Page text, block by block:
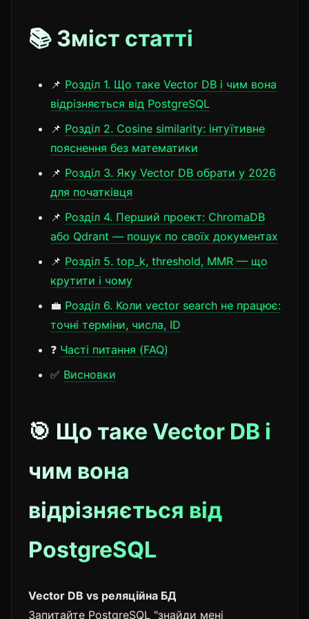
📚 Зміст статті
📌 Розділ 1. Що таке Vector DB і чим вона
відрізняється від PostgreSQL
📌 Розділ 2. Cosine similarity: інтуїтивне
пояснення без математики
📌 Розділ 3. Яку Vector DB обрати у 2026
для початківця
📌 Розділ 4. Перший проект: ChromaDB
або Qdrant — пошук по своїх документах
📌 Розділ 5. top_k, threshold, MMR — що
крутити і чому
💼 Розділ 6. Коли vector search не працює:
точні терміни, числа, ID
❓ Часті питання (FAQ)
✅ Висновки
🎯 Що таке Vector DB і
чим вона
відрізняється від
PostgreSQL
Vector DB vs реляційна БД
Запитайте PostgreSQL "знайди мені